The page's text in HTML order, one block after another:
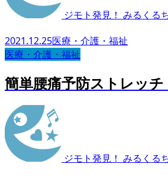
ジモト発見！ みるくる
2021.12.25医療・介護・福祉
医療・介護・福祉
簡単腰痛予防ストレッチ
ジモト発見！ みるくる